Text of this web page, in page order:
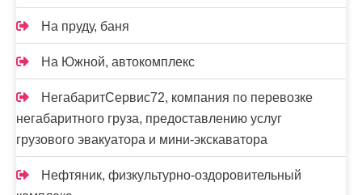
На пруду, баня
На Южной, автокомплекс
НегабаритСервис72, компания по перевозке
негабаритного груза, предоставлению услуг
грузового эвакуатора и мини-экскаватора
Нефтяник, физкультурно-оздоровительный